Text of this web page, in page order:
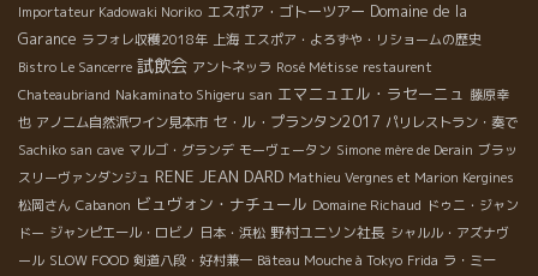
Importateur Kadowaki Noriko エスポア・ゴトーツアー Domaine de la
Garance ラフォレ収穫2018年 上海 エスポア・よろずや・リショームの歴史
Bistro Le Sancerre 試飲会 アントネッラ Rosé Métisse restaurent
Chateaubriand Nakaminato Shigeru san エマニュエル・ラセーニュ 藤原幸
也 アノニム自然派ワイン見本市 セ・ル・プランタン2017 パリレストラン・奏で
Sachiko san cave マルゴ・グランデ モーヴェータン Simone mère de Derain ブラッ
スリーヴァンダンジュ RENE JEAN DARD Mathieu Vergnes et Marion Kergines
松岡さん Cabanon ビュヴォン・ナチュール Domaine Richaud ドゥニ・ジャン
ドー ジャンピエール・ロビノ 日本・浜松 野村ユニソン社長 シャルル・アズナヴ
ール SLOW FOOD 剣道八段・好村兼一 Bâteau Mouche à Tokyo Frida ラ・ミー